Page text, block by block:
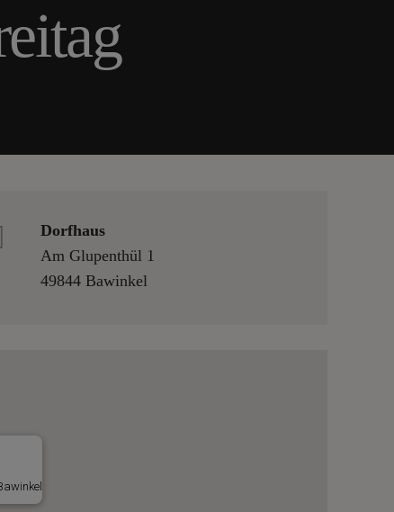
Dorfhaus
Am Glupenthül 1
49844 Bawinkel